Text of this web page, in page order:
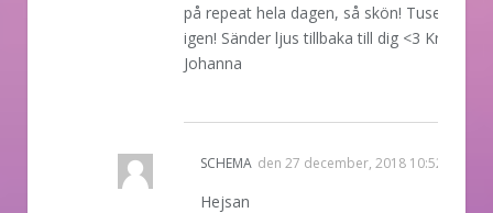
på repeat hela dagen, så skön! Tusen tack
igen! Sänder ljus tillbaka till dig <3 Kram
Johanna
SCHEMA den 27 december, 2018 10:52
Hejsan